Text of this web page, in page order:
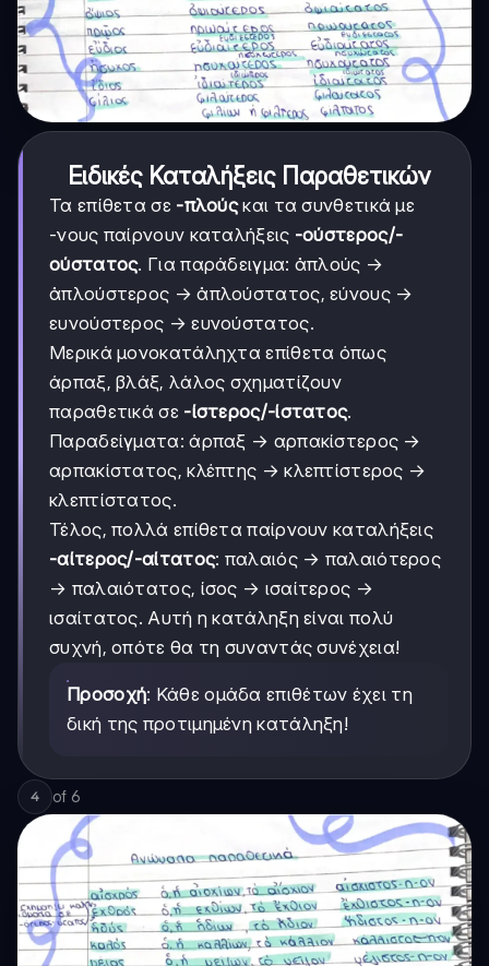
Ειδικές Καταλήξεις Παραθετικών
Τα επίθετα σε -πλούςκαι τα συνθετικά με
-νους παίρνουν καταλήξεις -ούστερος/-
ούστατος. Για παράδειγμα: ἁπλούς →
ἁπλούστερος → ἁπλούστατος, εύνους →
ευνούστερος → ευνούστατος.
Μερικά μονοκατάληχτα επίθετα όπως
άρπαξ, βλάξ, λάλος σχηματίζουν
παραθετικά σε -ίστερος/-ίστατος.
Παραδείγματα: άρπαξ → αρπακίστερος →
αρπακίστατος, κλέπτης → κλεπτίστερος →
κλεπτίστατος.
Τέλος, πολλά επίθετα παίρνουν καταλήξεις
-αίτερος/-αίτατος: παλαιός → παλαιότερος
→ παλαιότατος, ίσος → ισαίτερος →
ισαίτατος. Αυτή η κατάληξη είναι πολύ
συχνή, οπότε θα τη συναντάς συνέχεια!
Προσοχή: Κάθε ομάδα επιθέτων έχει τη
δική της προτιμημένη κατάληξη!
4 of 6